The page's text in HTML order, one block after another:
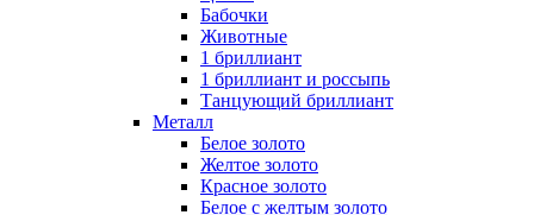
Бабочки
Животные
1 бриллиант
1 бриллиант и россыпь
Танцующий бриллиант
Металл
Белое золото
Желтое золото
Красное золото
Белое с желтым золото